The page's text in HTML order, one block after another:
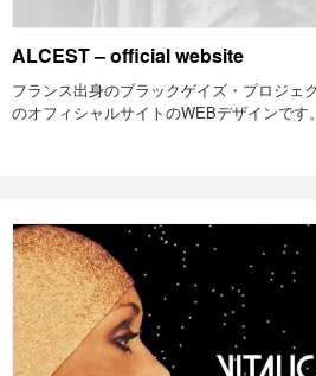
ALCEST – official website
フランス出身のブラックゲイズ・プロジェ
のオフィシャルサイトのWEBデザインです